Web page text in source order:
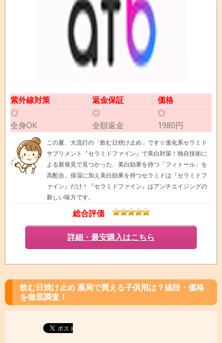
紫外線対策 返金保証
価格
◎
全身OK
◎
全額返金
◎
1980円
この夏、大流行の「飲む日焼け止め」です☆進化系セラミド
サプリメント『セラミドファイン』で美白対策！独自技術に
よる新発見で見つかった、美白効果を持つ「フィトール」を
高配合。保湿に加え美白効果を持つセラミドは『セラミドフ
ァイン』だけ！『セラミドファイン』はアンチエイジングの
新しい味方です。
総合評価
詳細・最安購入はこちら
飲む日焼け止め 薬局で買える子供用は？値段・価格
を徹底調査！